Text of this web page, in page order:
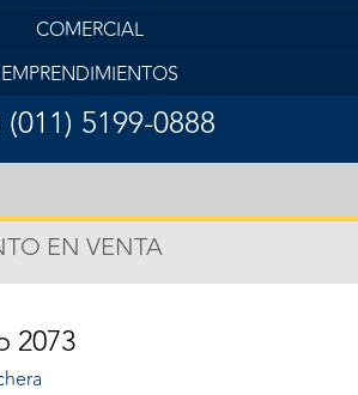
COMERCIAL
EMPRENDIMIENTOS
5199-0888
EN VENTA
2073